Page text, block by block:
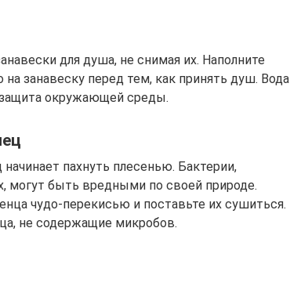
для душа, не снимая их. Наполните
занавеску перед тем, как принять душ. Вода
окружающей среды.
пахнуть плесенью. Бактерии,
могут быть вредными по своей природе.
чудо-перекисью и поставьте их сушиться.
не содержащие микробов.